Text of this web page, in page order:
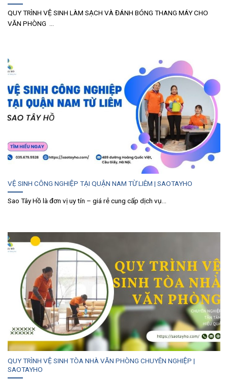
QUY TRÌNH VỆ SINH LÀM SẠCH VÀ ĐÁNH BÓNG THANG MÁY CHO
VĂN PHÒNG ...
VỆ SINH CÔNG NGHIỆP TẠI QUẬN NAM TỪ LIÊM | SAOTAYHO
Sao Tây Hồ là đơn vị uy tín – giá rẻ cung cấp dịch vụ...
QUY TRÌNH VỆ SINH TÒA NHÀ VĂN PHÒNG CHUYÊN NGHIỆP |
SAOTAYHO